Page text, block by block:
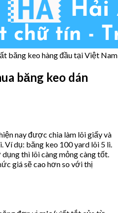
băng keo hàng đầu tại Việt Nam
băng keo dán
nay được chia làm lõi giấy và
Ví dụ: băng keo 100 yard lõi 5 li.
thì lõi càng mỏng càng tốt.
giá sẽ cao hơn so với thị